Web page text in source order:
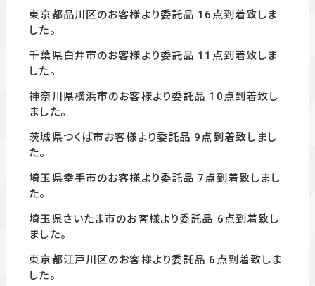
東京都品川区のお客様より委託品 16 点到着致しま
した。
千葉県白井市のお客様より委託品 11 点到着致しま
した。
神奈川県横浜市のお客様より委託品 10点到着致し
ました。
茨城県つくば市お客様より委託品 9点到着致しまし
た。
埼玉県幸手市のお客様より委託品 7点到着致しまし
た。
埼玉県さいたま市のお客様より委託品 6点到着致し
ました。
東京都江戸川区のお客様より委託品 6 点到着致しま
した。